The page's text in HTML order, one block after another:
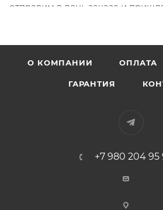
отправим в день заказа и
О КОМПАНИИ ОПЛАТА
ГАРАНТИЯ
+7 980 204 95